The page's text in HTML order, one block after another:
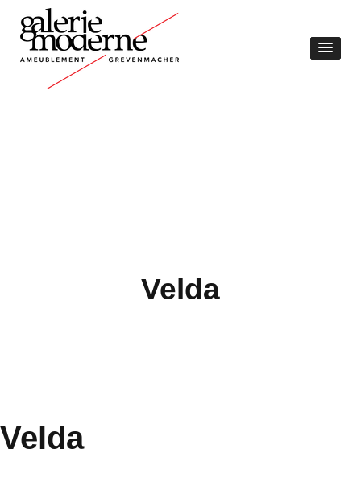
Velda
Velda